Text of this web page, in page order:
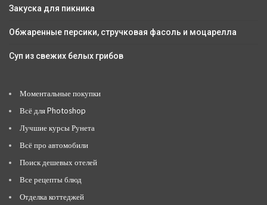
Закуска для пикника
Обжаренные персики, стручковая фасоль и моцарелла
Суп из свежих белых грибов
Моментальные покупки
Всё для Photoshop
Лучшие курсы Рунета
Всё про автомобили
Поиск дешевых отелей
Все рецепты блюд
Отделка коттеджей